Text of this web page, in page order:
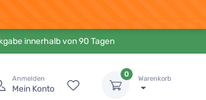
innerhalb von 90 Tagen
Anmelden
Mein Konto
0
Warenkorb